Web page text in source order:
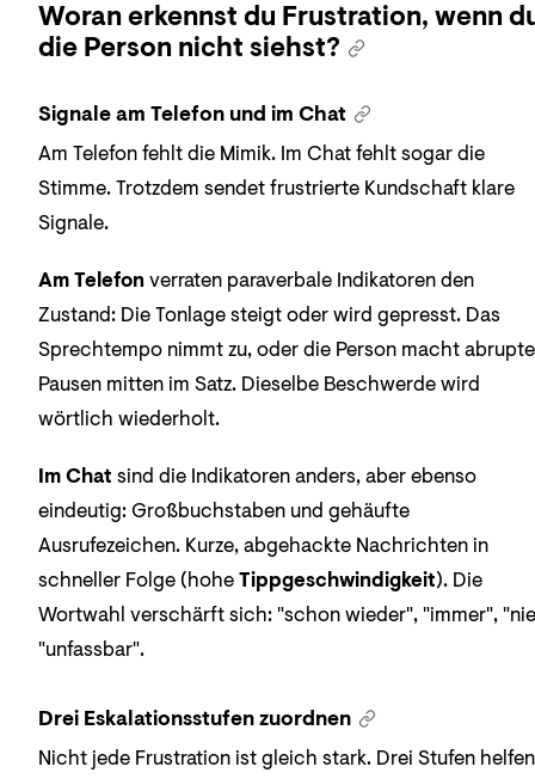
Woran erkennst du Frustration, wenn
die Person nicht siehst?
Signale am Telefon und im Chat
Am Telefon fehlt die Mimik. Im Chat fehlt sogar die
Stimme. Trotzdem sendet frustrierte Kundschaft klare
Signale.
Am Telefon verraten paraverbale Indikatoren den
Zustand: Die Tonlage steigt oder wird gepresst. Das
Sprechtempo nimmt zu, oder die Person macht abrupte
Pausen mitten im Satz. Dieselbe Beschwerde wird
wörtlich wiederholt.
Im Chat sind die Indikatoren anders, aber ebenso
eindeutig: Großbuchstaben und gehäufte
Ausrufezeichen. Kurze, abgehackte Nachrichten in
schneller Folge (hoheTippgeschwindigkeit). Die
Wortwahl verschärft sich: "schon wieder", "immer",
"unfassbar".
Drei Eskalationsstufen zuordnen
Nicht jede Frustration ist gleich stark. Drei Stufen helfen